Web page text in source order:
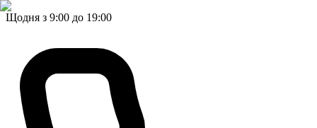
Щодня з 9:00 до 19:00